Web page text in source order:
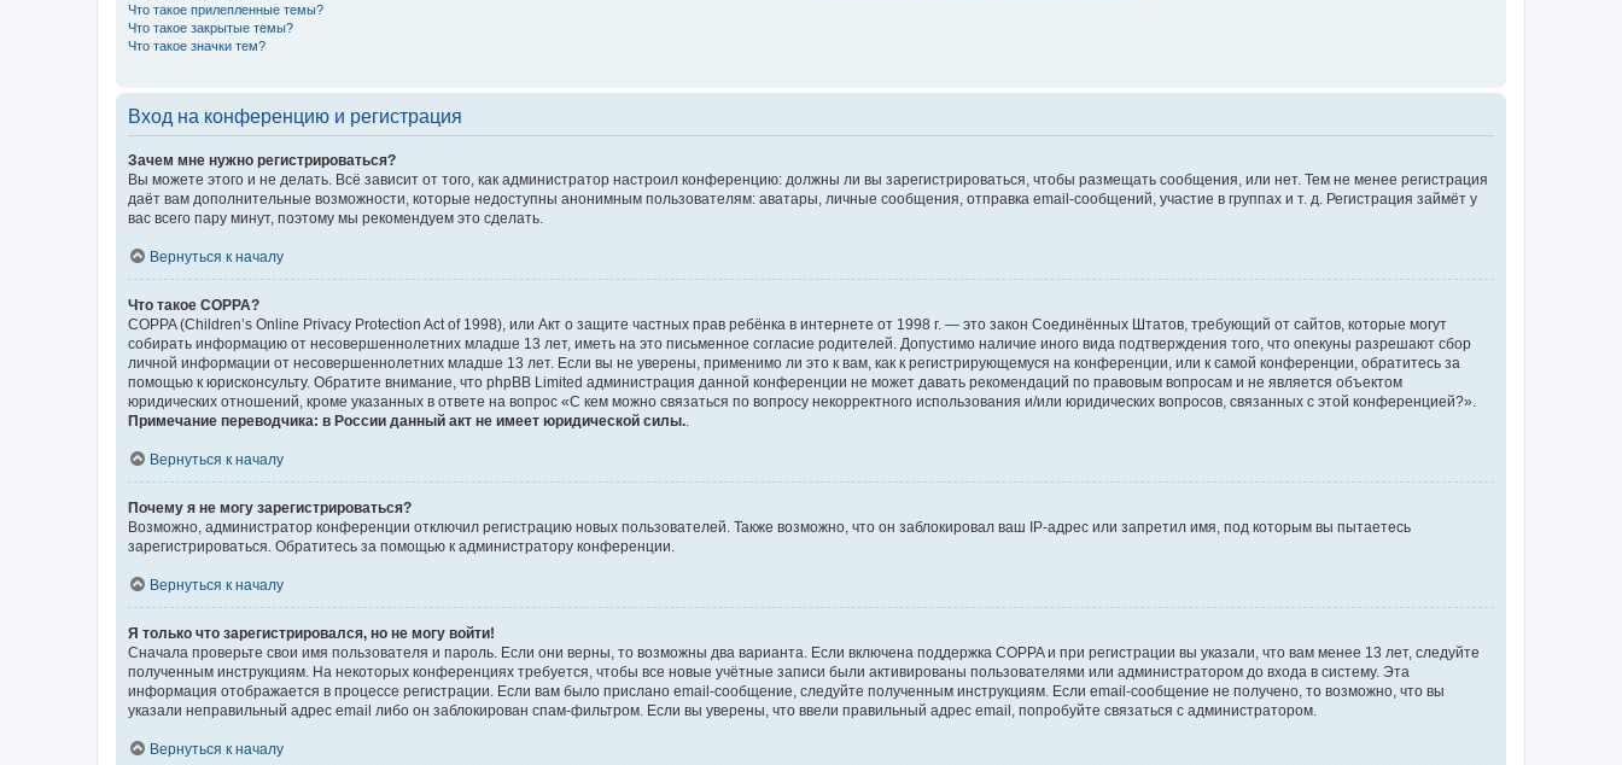
Что такое прилепленные темы?
Что такое закрытые темы?
Что такое значки тем?
Вход на конференцию и регистрация
Зачем мне нужно регистрироваться?
Вы можете этого и не делать. Всё зависит от того, как администратор настроил конференцию: должны ли вы зарегистрироваться, чтобы размещать сообщения, или нет. Тем не менее регистрация
даёт вам дополнительные возможности, которые недоступны анонимным пользователям: аватары, личные сообщения, отправка email-сообщений, участие в группах и т. д. Регистрация займёт у
вас всего пару минут, поэтому мы рекомендуем это сделать.
Вернуться к началу
Что такое COPPA?
COPPA (Children’s Online Privacy Protection Act of 1998), или Акт о защите частных прав ребёнка в интернете от 1998 г. — это закон Соединённых Штатов, требующий от сайтов, которые могут
собирать информацию от несовершеннолетних младше 13 лет, иметь на это письменное согласие родителей. Допустимо наличие иного вида подтверждения того, что опекуны разрешают сбор
личной информации от несовершеннолетних младше 13 лет. Если вы не уверены, применимо ли это к вам, как к регистрирующемуся на конференции, или к самой конференции, обратитесь за
помощью к юрисконсульту. Обратите внимание, что phpBB Limited администрация данной конференции не может давать рекомендаций по правовым вопросам и не является объектом
юридических отношений, кроме указанных в ответе на вопрос «С кем можно связаться по вопросу некорректного использования и/или юридических вопросов, связанных с этой конференцией?».
Примечание переводчика: в России данный акт не имеет юридической силы..
Вернуться к началу
Почему я не могу зарегистрироваться?
Возможно, администратор конференции отключил регистрацию новых пользователей. Также возможно, что он заблокировал ваш IP-адрес или запретил имя, под которым вы пытаетесь
зарегистрироваться. Обратитесь за помощью к администратору конференции.
Вернуться к началу
Я только что зарегистрировался, но не могу войти!
Сначала проверьте свои имя пользователя и пароль. Если они верны, то возможны два варианта. Если включена поддержка COPPA и при регистрации вы указали, что вам менее 13 лет, следуйте
полученным инструкциям. На некоторых конференциях требуется, чтобы все новые учётные записи были активированы пользователями или администратором до входа в систему. Эта
информация отображается в процессе регистрации. Если вам было прислано email-сообщение, следуйте полученным инструкциям. Если email-сообщение не получено, то возможно, что вы
указали неправильный адрес email либо он заблокирован спам-фильтром. Если вы уверены, что ввели правильный адрес email, попробуйте связаться с администратором.
Вернуться к началу